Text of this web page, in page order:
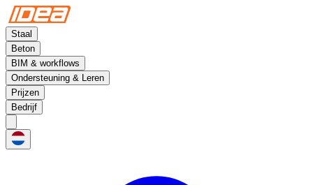
Staal
Beton
BIM & workflows
Ondersteuning & Leren
Prijzen
Bedrijf